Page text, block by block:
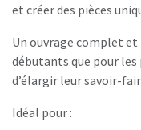
et créer des pièces
Un ouvrage complet
débutants que pour les
d’élargir leur savoir-
Idéal pour :